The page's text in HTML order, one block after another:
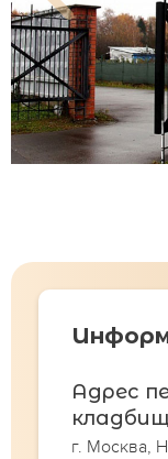
Адрес
г. Москва,